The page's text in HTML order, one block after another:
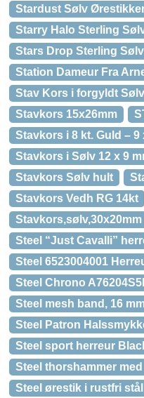
Stardust Sølv
Starry Halo Sterling
Stars Drop Sterling
Station Dameur Fra
Stav Kors i forgyldt
Stavkors 15x26mm
Stavkors i 8 kt. Guld – 9
Stavkors i Sølv 12 x 9
Stavkors Sølv hult
Stavkors Vedh RG 14kt
Steel “Just Cavalli”
Steel 6523004001
Steel Chrono
Steel mesh band, 16
Steel Patron
Steel sport herreur
Steel thorshammer
Steel ørestik i rustfri stål